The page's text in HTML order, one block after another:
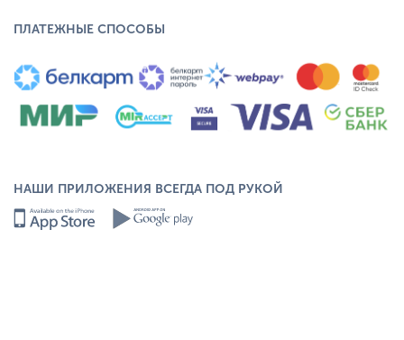
НАШИ ПРИЛОЖЕНИЯ ВСЕГДА ПОД РУКОЙ
ПЛАТЕЖНЫЕ СПОСОБЫ